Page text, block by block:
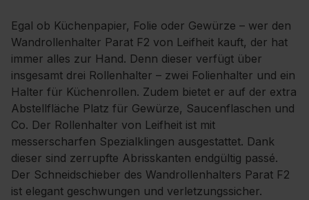
Egal ob Küchenpapier, Folie oder Gewürze – wer den
Wandrollenhalter Parat F2 von Leifheit kauft, der hat
immer alles zur Hand. Denn dieser verfügt über
insgesamt drei Rollenhalter – zwei Folienhalter und ein
Halter für Küchenrollen. Zudem bietet er auf der extra
Abstellfläche Platz für Gewürze, Saucenflaschen und
Co. Der Rollenhalter von Leifheit ist mit
messerscharfen Spezialklingen ausgestattet. Dank
dieser sind zerrupfte Abrisskanten endgültig passé.
Der Schneidschieber des Wandrollenhalters Parat F2
ist elegant geschwungen und verletzungssicher.